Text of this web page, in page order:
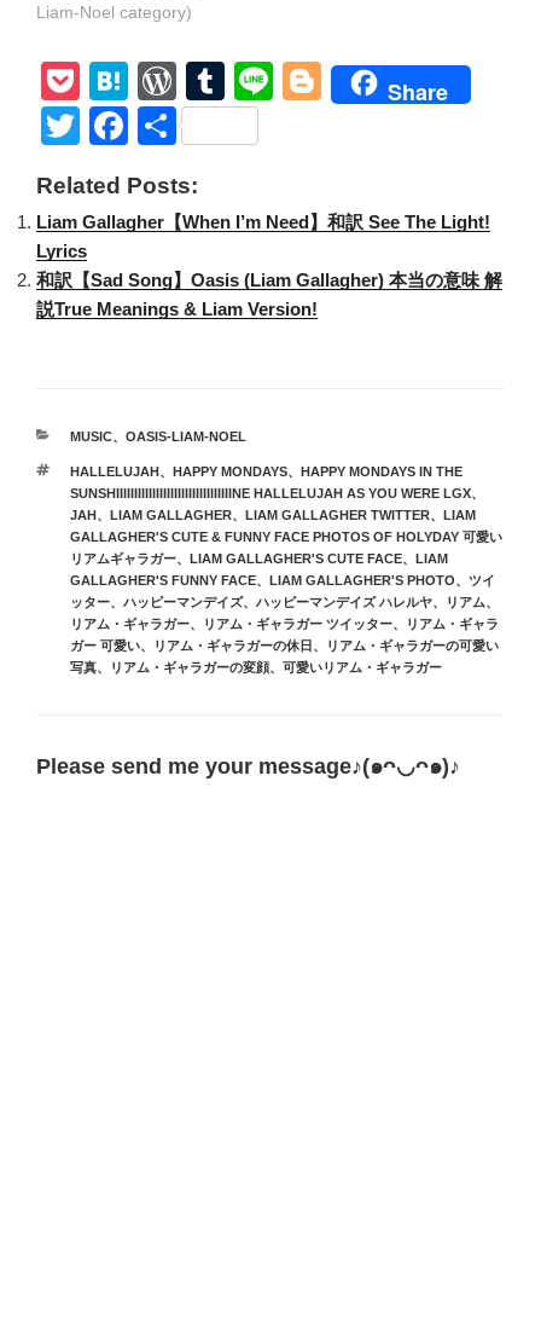
Liam-Noel category)
P
o
ck
et
H
at
e
n
a
W
or
d
Pr
e
ss
T
u
m
r
Li
Bl
er
Share
T
tt
er
F
c
e
b
o
共
Related Posts:
Liam Gallagher【When I’m Need】和訳 See The Light!
Lyrics
和訳【Sad Song】Oasis (Liam Gallagher) 本当の意味 解
説True Meanings & Liam Version!
カ
ゴ
リ
ー
MUSIC、 OASIS-LIAM-NOEL
タ
グ
HALLELUJAH、 HAPPY MONDAYS、 HAPPY MONDAYS IN THE
SUNSHIIIIIIIIIIIIIIIIIIIIIIIIIIIIIIIINE HALLELUJAH AS YOU WERE LGX、
JAH、 LIAM GALLAGHER、 LIAM GALLAGHER TWITTER、 LIAM
GALLAGHER'S CUTE & FUNNY FACE PHOTOS OF HOLYDAY 可愛い
リアムギャラガー、 LIAM GALLAGHER'S CUTE FACE、 LIAM
GALLAGHER'S FUNNY FACE、 LIAM GALLAGHER'S PHOTO、 ツイ
ッター、 ハッピーマンデイズ、 ハッピーマンデイズ ハレルヤ、 リアム、
リアム・ギャラガー、 リアム・ギャラガー ツイッター、
リアム・ギャラ
ガー 可愛い、 リアム・ギャラガーの休日 、
リアム・ギャラガーの可愛い
写真、 リアム・ギャラガーの変顔、 可愛いリアム・ギャラガー
Please send me your message♪(๑ᴖ◡ᴖ๑)♪